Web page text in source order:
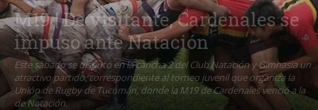
M19 | De visitante, Cardenales se
impuso ante Natación
Este sábado se disputó en la cancha 2 del Club Natación y Gimnasia un
atractivo partido, correspondiente al torneo juvenil que organiza la
Unión de Rugby de Tucumán, donde la M19 de Cardenales venció a la
de Natación.